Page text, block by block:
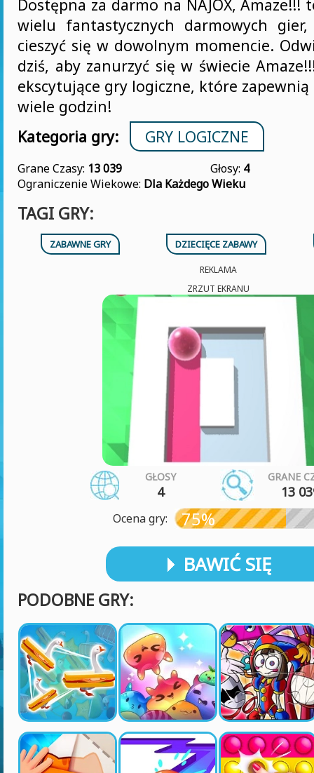
Dostępna za darmo na NAJOX,
wielu fantastycznych darmowych
cieszyć się w dowolnym momencie.
dziś, aby zanurzyć się w świecie
ekscytujące gry logiczne, które
wiele godzin!
Kategoria gry:
GRY LOGICZNE
Grane Czasy: 13 039 Głosy: 4
Ograniczenie Wiekowe: Dla Każdego Wieku
TAGI GRY:
ZABAWNE GRY DZIECIĘCE ZABAWY
REKLAMA
ZRZUT EKRANU
GŁOSY
4
GRANE
13
Ocena gry: 75%
BAWIĆ SIĘ
PODOBNE GRY: